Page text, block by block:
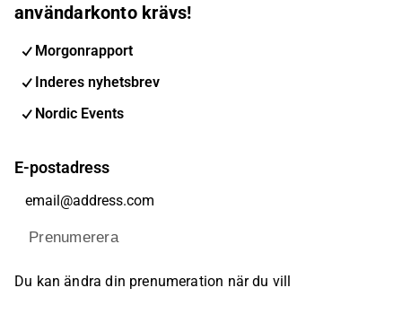
användarkonto krävs!
Morgonrapport
Inderes nyhetsbrev
Nordic Events
E-postadress
Prenumerera
Du kan ändra din prenumeration när du vill